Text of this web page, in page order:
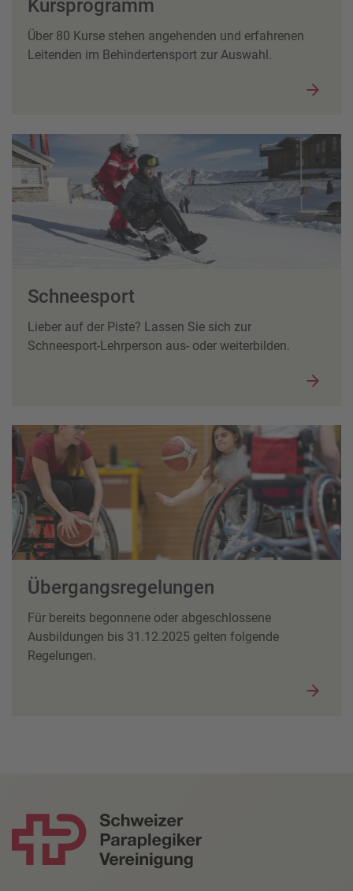
Kursprogramm
Über 80 Kurse stehen angehenden und erfahrenen
Leitenden im Behindertensport zur Auswahl.
Schneesport
Lieber auf der Piste? Lassen Sie sich zur
Schneesport-Lehrperson aus- oder weiterbilden.
Übergangsregelungen
Für bereits begonnene oder abgeschlossene
Ausbildungen bis 31.12.2025 gelten folgende
Regelungen.